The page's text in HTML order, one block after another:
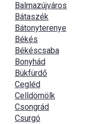
Balmazújváros
Bátaszék
Bátonyterenye
Békés
Békéscsaba
Bonyhád
Bükfürdő
Cegléd
Celldömölk
Csongrád
Csurgó